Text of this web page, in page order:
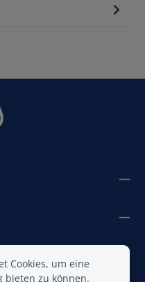
Cookies, um eine
bieten zu können.